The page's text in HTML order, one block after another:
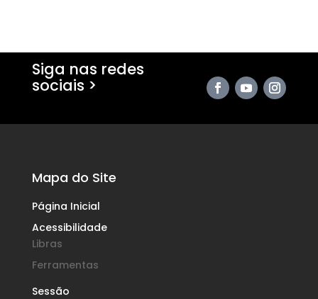
Siga nas redes
sociais >
Mapa do Site
Página Inicial
Acessibilidade
Libras
Ferramentas
Sessão